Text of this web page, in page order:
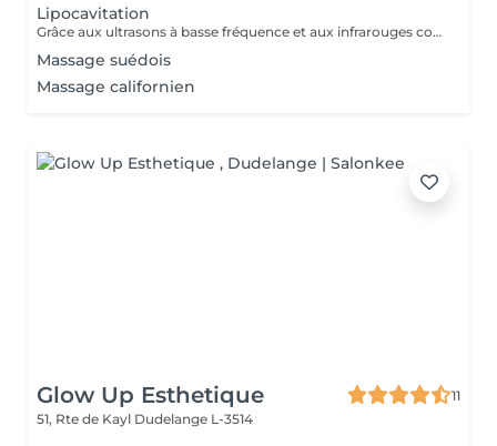
Lipocavitation
Grâce aux ultrasons à basse fréquence et aux infrarouges combiné sur un même appareil la CCAV vous permet de perdre du poids ainsi que de raffermir la peau relâchée une vrai solution pour éviter la chirurgie esthétique, la CCAV permet aussi d'améliorer l'aspect de la peau et éliminer la cellulite
Massage suédois
Massage californien
Glow Up Esthetique
11
51, Rte de Kayl Dudelange L-3514